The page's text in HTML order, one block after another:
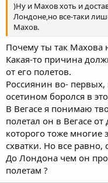
)Ну и Махов хоть и
Лондоне,но все-таки
Махов.
Почему ты так
Какая-то причина
от его полетов.
Россиянин во-
осетином боролся в
В Вегасе я понимаю
полетал он в Вегасе
которого тоже многие
схватки. Но все
До Лондона чем он
полетам ?